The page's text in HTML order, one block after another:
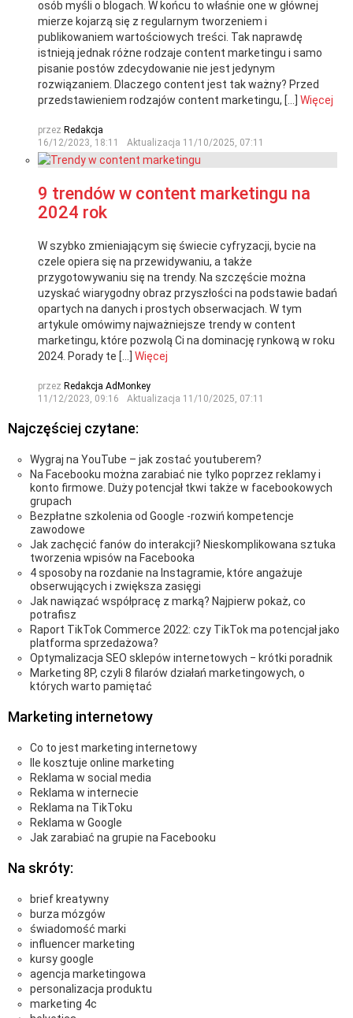
osób myśli o blogach. W końcu to właśnie one w głównej
mierze kojarzą się z regularnym tworzeniem i
publikowaniem wartościowych treści. Tak naprawdę
istnieją jednak różne rodzaje content marketingu i samo
pisanie postów zdecydowanie nie jest jedynym
rozwiązaniem. Dlaczego content jest tak ważny? Przed
przedstawieniem rodzajów content marketingu, […] Więcej
przez Redakcja
16/12/2023, 18:11
Aktualizacja 11/10/2025, 07:11
9 trendów w content marketingu na
2024 rok
W szybko zmieniającym się świecie cyfryzacji, bycie na
czele opiera się na przewidywaniu, a także
przygotowywaniu się na trendy. Na szczęście można
uzyskać wiarygodny obraz przyszłości na podstawie badań
opartych na danych i prostych obserwacjach. W tym
artykule omówimy najważniejsze trendy w content
marketingu, które pozwolą Ci na dominację rynkową w roku
2024. Porady te […] Więcej
przez Redakcja AdMonkey
11/12/2023, 09:16
Aktualizacja 11/10/2025, 07:11
Najczęściej czytane:
Wygraj na YouTube – jak zostać youtuberem?
Na Facebooku można zarabiać nie tylko poprzez reklamy i
konto firmowe. Duży potencjał tkwi także w facebookowych
grupach
Bezpłatne szkolenia od Google -rozwiń kompetencje
zawodowe
Jak zachęcić fanów do interakcji? Nieskomplikowana sztuka
tworzenia wpisów na Facebooka
4 sposoby na rozdanie na Instagramie, które angażuje
obserwujących i zwiększa zasięgi
Jak nawiązać współpracę z marką? Najpierw pokaż, co
potrafisz
Raport TikTok Commerce 2022: czy TikTok ma potencjał jako
platforma sprzedażowa?
Optymalizacja SEO sklepów internetowych ‒ krótki poradnik
Marketing 8P, czyli 8 filarów działań marketingowych, o
których warto pamiętać
Marketing internetowy
Co to jest marketing internetowy
Ile kosztuje online marketing
Reklama w social media
Reklama w internecie
Reklama na TikToku
Reklama w Google
Jak zarabiać na grupie na Facebooku
Na skróty:
brief kreatywny
burza mózgów
świadomość marki
influencer marketing
kursy google
agencja marketingowa
personalizacja produktu
marketing 4c